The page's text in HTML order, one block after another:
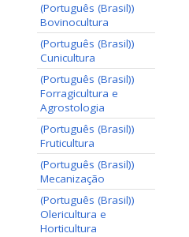
(Português (Brasil))
Bovinocultura
(Português (Brasil))
Cunicultura
(Português (Brasil))
Forragicultura e
Agrostologia
(Português (Brasil))
Fruticultura
(Português (Brasil))
Mecanização
(Português (Brasil))
Olericultura e
Horticultura